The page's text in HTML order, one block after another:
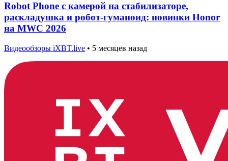
Robot Phone с камерой на стабилизаторе,
раскладушка и робот-гуманоид: новинки Honor
на MWC 2026
Видеообзоры iXBT.live • 5 месяцев назад